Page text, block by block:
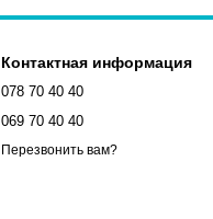
Контактная информация
078 70 40 40
069 70 40 40
Перезвонить вам?